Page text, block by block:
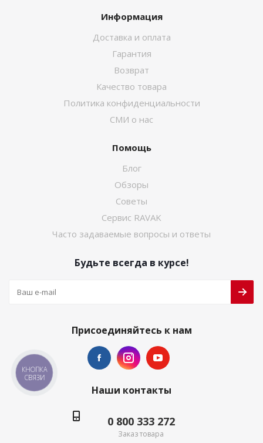
Информация
Доставка и оплата
Гарантия
Возврат
Качество товара
Политика конфиденциальности
СМИ о нас
Помощь
Блог
Обзоры
Советы
Сервис RAVAK
Часто задаваемые вопросы и ответы
Будьте всегда в курсе!
Присоединяйтесь к нам
Наши контакты
0 800 333 272
Заказ товара
КНОПКА
СВЯЗИ